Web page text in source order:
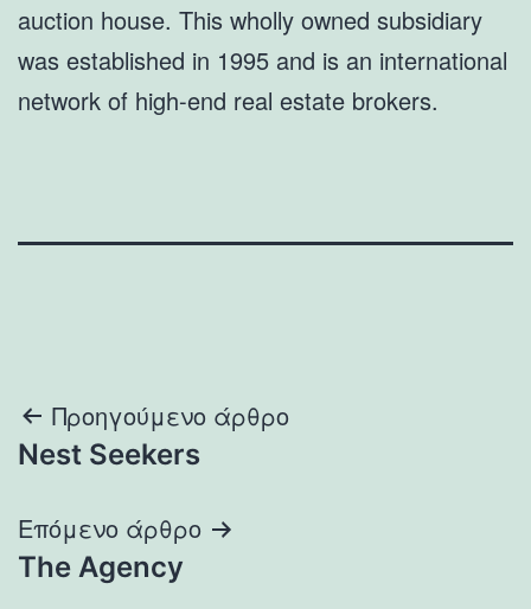
auction house. This wholly owned subsidiary
was established in 1995 and is an international
network of high-end real estate brokers.
Πλοήγηση
άρθρων
Προηγούμενο άρθρο
Nest Seekers
Επόμενο άρθρο
The Agency